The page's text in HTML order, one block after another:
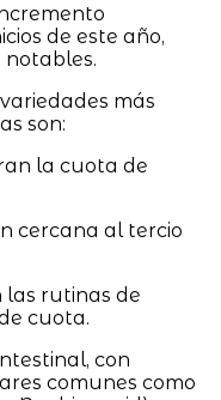
de este año,
más
son:
la cuota de
cercana al tercio
las rutinas de
cuota.
con
comunes como